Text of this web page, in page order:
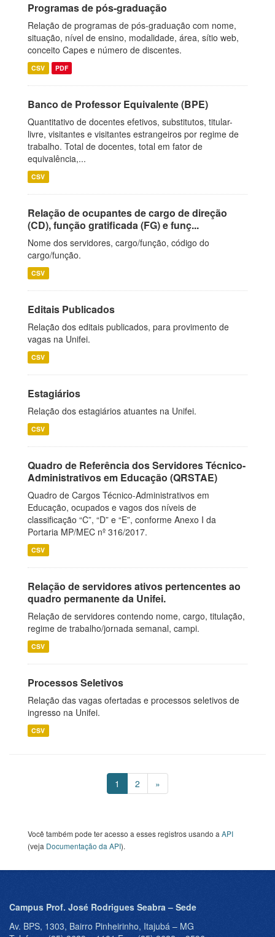
Programas de pós-graduação
Relação de programas de pós-graduação com nome,
situação, nível de ensino, modalidade, área, sítio web,
conceito Capes e número de discentes.
CSV PDF
Banco de Professor Equivalente (BPE)
Quantitativo de docentes efetivos, substitutos, titular-
livre, visitantes e visitantes estrangeiros por regime de
trabalho. Total de docentes, total em fator de
equivalência,...
CSV
Relação de ocupantes de cargo de direção
(CD), função gratificada (FG) e funç...
Nome dos servidores, cargo/função, código do
cargo/função.
CSV
Editais Publicados
Relação dos editais publicados, para provimento de
vagas na Unifei.
CSV
Estagiários
Relação dos estagiários atuantes na Unifei.
CSV
Quadro de Referência dos Servidores Técnico-
Administrativos em Educação (QRSTAE)
Quadro de Cargos Técnico-Administrativos em
Educação, ocupados e vagos dos níveis de
classificação “C”, “D” e “E”, conforme Anexo I da
Portaria MP/MEC nº 316/2017.
CSV
Relação de servidores ativos pertencentes ao
quadro permanente da Unifei.
Relação de servidores contendo nome, cargo, titulação,
regime de trabalho/jornada semanal, campi.
CSV
Processos Seletivos
Relação das vagas ofertadas e processos seletivos de
ingresso na Unifei.
CSV
1 2 »
Você também pode ter acesso a esses registros usando a API
(veja Documentação da API).
Campus Prof. José Rodrigues Seabra – Sede
Av. BPS, 1303, Bairro Pinheirinho, Itajubá – MG